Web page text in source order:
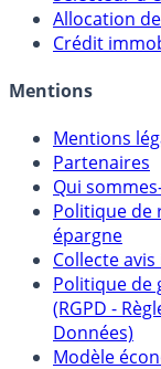
Sélecteur
Sélecteur
Crédit
Mentions
Mentions
Partenaires
Qui sommes-
Politique de
épargne
Collecte
Politique de
(RGPD -